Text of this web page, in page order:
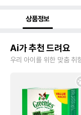
상품정보
Ai가 추천 드려요
우리 아이를 위한 맞춤 취